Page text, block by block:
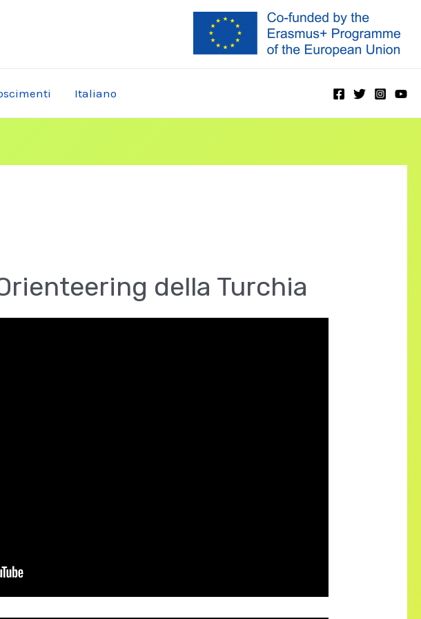
Italiano
della Turchia